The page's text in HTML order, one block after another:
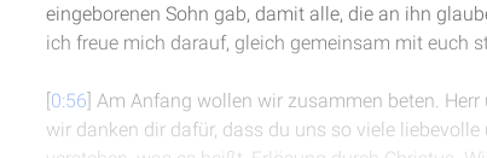
eingeborenen Sohn gab, damit alle, die an ihn
ich freue mich darauf, gleich gemeinsam mit euch
[0:56] Am Anfang wollen wir zusammen beten.
wir danken dir dafür, dass du uns so viele